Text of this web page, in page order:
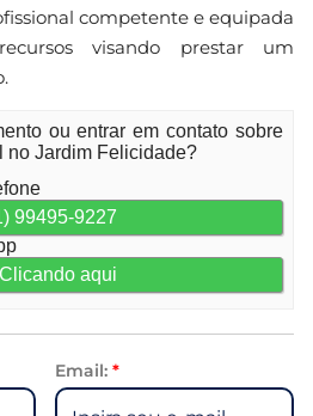
competente e equipada
visando prestar um
ou entrar em contato sobre
no Jardim Felicidade?
99495-9227
Clicando aqui
Email: *